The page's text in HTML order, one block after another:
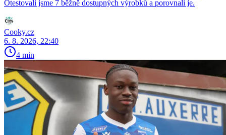
Otestovali jsme 7 běžně dostupných výrobků a porovnali je.
Cooky.cz
6. 8. 2026, 22:40
4 min